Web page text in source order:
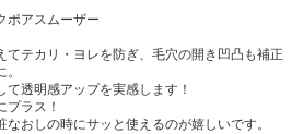
アスムーザー
てテカリ・ヨレを防ぎ、毛穴の開き凹凸も補正
透明感アップを実感します！
プラス！
おしの時にサッと使えるのが嬉しいです。